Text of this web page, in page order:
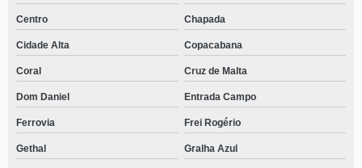
Centro Chapada
Cidade Alta Copacabana
Coral Cruz de Malta
Dom Daniel Entrada Campo
Ferrovia Frei Rogério
Gethal Gralha Azul